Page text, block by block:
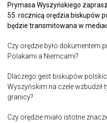
Prymasa Wyszyńskiego
55. rocznicą orędzia biskupów
będzie transmitowana w
Czy orędzie było dokumentem
Polakami a Niemcami?
Dlaczego gest biskupów
Wyszyńskim na czele
granicy?
Czy orędzie miało istotne